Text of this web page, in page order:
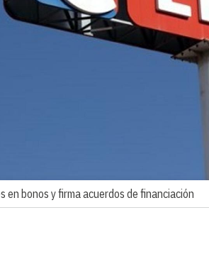
en bonos y firma acuerdos de financiación